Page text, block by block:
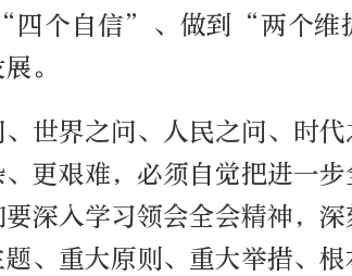
个自信”、做到“两个维
。
世界之问、人民之问、时
更艰难，必须自觉把进一
深入学习领会全会精神，
、重大原则、重大举措、